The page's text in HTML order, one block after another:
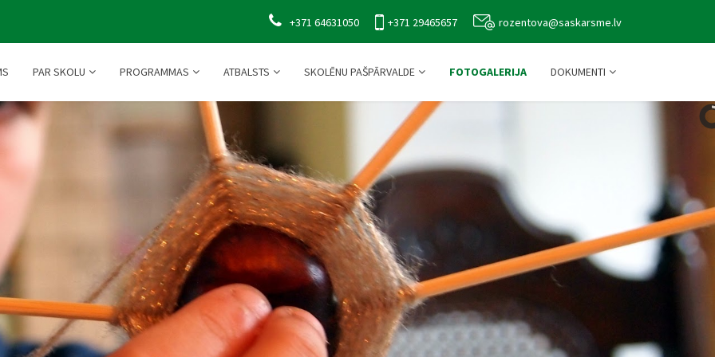
+371 64631050 +371 29465657 rozentova@saskarsme.lv
PAR SKOLU PROGRAMMAS ATBALSTS SKOLĒNU PAŠPĀRVALDE FOTOGALERIJA DOKUMENTI